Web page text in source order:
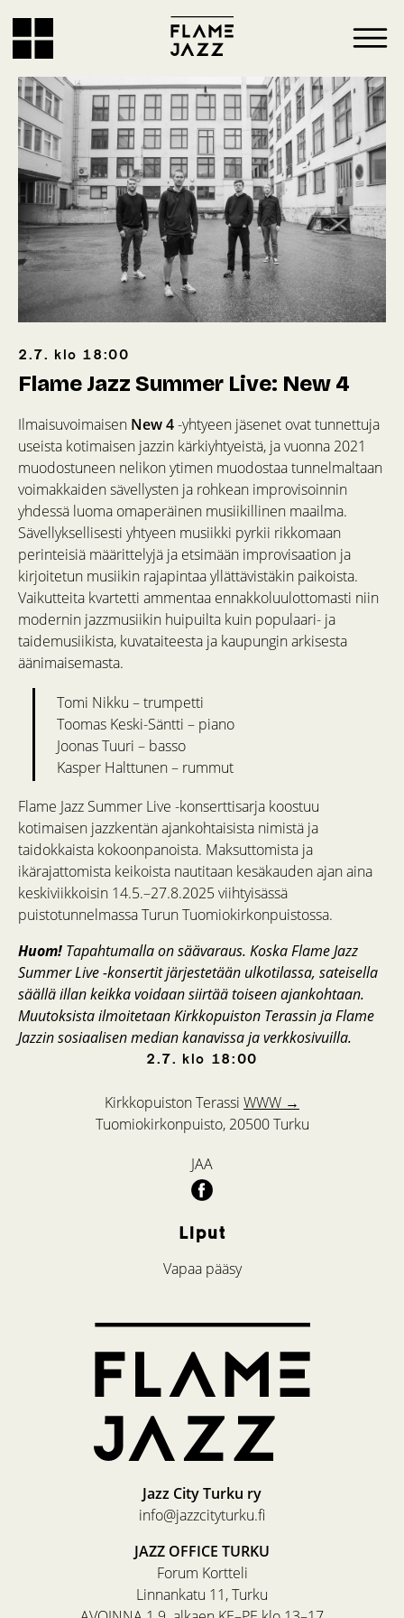
2.7. klo 18:00
Kirkkopuiston Terassi WWW →
Tuomiokirkonpuisto, 20500 Turku
JAA
Liput
Vapaa pääsy
2.7. klo 18:00
Flame Jazz Summer Live: New 4
Ilmaisuvoimaisen New 4-yhtyeen jäsenet ovat tunnettuja
useista kotimaisen jazzin kärkiyhtyeistä, ja vuonna 2021
muodostuneen nelikon ytimen muodostaa tunnelmaltaan
voimakkaiden sävellysten ja rohkean improvisoinnin
yhdessä luoma omaperäinen musiikillinen maailma.
Sävellyksellisesti yhtyeen musiikki pyrkii rikkomaan
perinteisiä määrittelyjä ja etsimään improvisaation ja
kirjoitetun musiikin rajapintaa yllättävistäkin paikoista.
Vaikutteita kvartetti ammentaa ennakkoluulottomasti niin
modernin jazzmusiikin huipuilta kuin populaari- ja
taidemusiikista, kuvataiteesta ja kaupungin arkisesta
äänimaisemasta.
Tomi Nikku – trumpetti
Toomas Keski-Säntti – piano
Joonas Tuuri – basso
Kasper Halttunen – rummut
Flame Jazz Summer Live -konserttisarja koostuu
kotimaisen jazzkentän ajankohtaisista nimistä ja
taidokkaista kokoonpanoista. Maksuttomista ja
ikärajattomista keikoista nautitaan kesäkauden ajan aina
keskiviikkoisin 14.5.–27.8.2025 viihtyisässä
puistotunnelmassa Turun Tuomiokirkonpuistossa.
Huom! Tapahtumalla on säävaraus. Koska Flame Jazz
Summer Live -konsertit järjestetään ulkotilassa, sateisella
säällä illan keikka voidaan siirtää toiseen ajankohtaan.
Muutoksista ilmoitetaan Kirkkopuiston Terassin ja Flame
Jazzin sosiaalisen median kanavissa ja verkkosivuilla.
Jazz City Turku ry
info@jazzcityturku.fi
JAZZ OFFICE TURKU
Forum Kortteli
Linnankatu 11, Turku